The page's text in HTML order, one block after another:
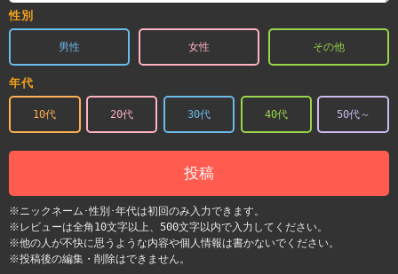
性別
男性 女性 その他
年代
10代 20代 30代 40代 50代～
投稿
※ニックネーム･性別･年代は初回のみ入力できます。
※レビューは全角10文字以上、500文字以内で入力してください。
※他の人が不快に思うような内容や個人情報は書かないでください。
※投稿後の編集・削除はできません。